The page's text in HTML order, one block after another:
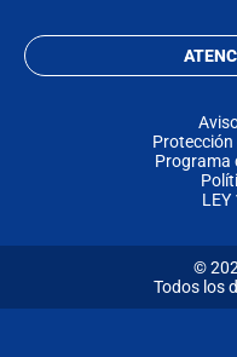
Protección
Programa
LEY
©
Todos los